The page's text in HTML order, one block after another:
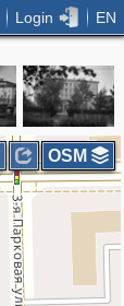
Login EN
OSM